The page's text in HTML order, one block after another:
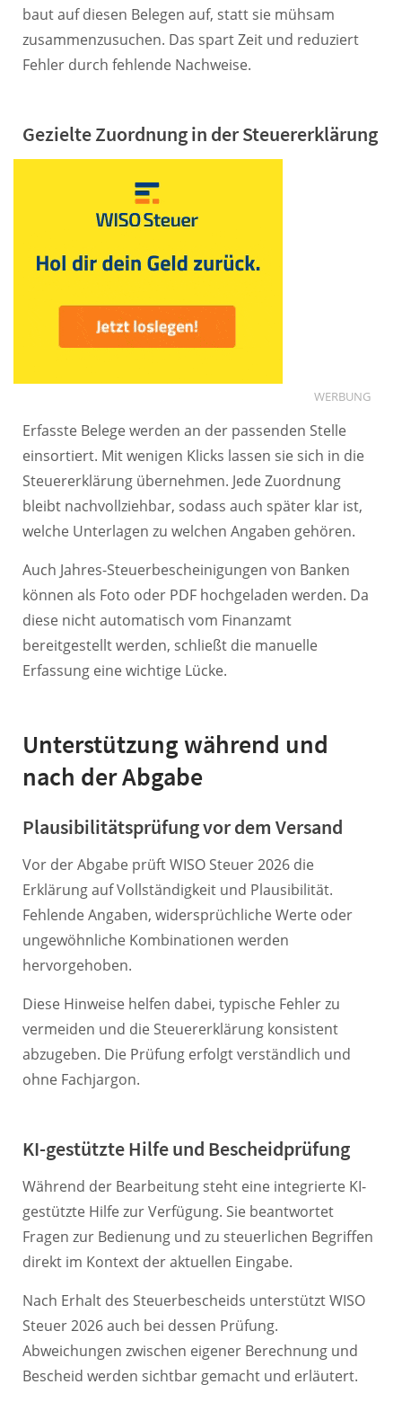
baut auf diesen Belegen auf, statt sie mühsam
zusammenzusuchen. Das spart Zeit und reduziert
Fehler durch fehlende Nachweise.
Gezielte Zuordnung in der Steuererklärung
WERBUNG
Erfasste Belege werden an der passenden Stelle
einsortiert. Mit wenigen Klicks lassen sie sich in die
Steuererklärung übernehmen. Jede Zuordnung
bleibt nachvollziehbar, sodass auch später klar ist,
welche Unterlagen zu welchen Angaben gehören.
Auch Jahres-Steuerbescheinigungen von Banken
können als Foto oder PDF hochgeladen werden. Da
diese nicht automatisch vom Finanzamt
bereitgestellt werden, schließt die manuelle
Erfassung eine wichtige Lücke.
Unterstützung während und
nach der Abgabe
Plausibilitätsprüfung vor dem Versand
Vor der Abgabe prüft WISO Steuer 2026 die
Erklärung auf Vollständigkeit und Plausibilität.
Fehlende Angaben, widersprüchliche Werte oder
ungewöhnliche Kombinationen werden
hervorgehoben.
Diese Hinweise helfen dabei, typische Fehler zu
vermeiden und die Steuererklärung konsistent
abzugeben. Die Prüfung erfolgt verständlich und
ohne Fachjargon.
KI-gestützte Hilfe und Bescheidprüfung
Während der Bearbeitung steht eine integrierte KI-
gestützte Hilfe zur Verfügung. Sie beantwortet
Fragen zur Bedienung und zu steuerlichen Begriffen
direkt im Kontext der aktuellen Eingabe.
Nach Erhalt des Steuerbescheids unterstützt WISO
Steuer 2026 auch bei dessen Prüfung.
Abweichungen zwischen eigener Berechnung und
Bescheid werden sichtbar gemacht und erläutert.